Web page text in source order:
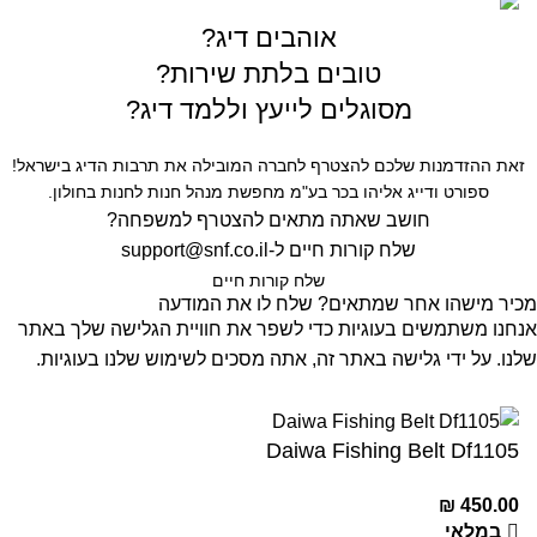
אוהבים דיג?
טובים בלתת שירות?
מסוגלים לייעץ וללמד דיג?
זאת ההזדמנות שלכם להצטרף לחברה המובילה את תרבות הדיג בישראל!
ספורט ודייג אליהו בכר בע"מ מחפשת מנהל חנות לחנות בחולון.
חושב שאתה מתאים להצטרף למשפחה?
שלח קורות חיים ל- support@snf.co.il
שלח קורות חיים​
מכיר מישהו אחר שמתאים? שלח לו את המודעה
אנחנו משתמשים בעוגיות כדי לשפר את חוויית הגלישה שלך באתר
שלנו. על ידי גלישה באתר זה, אתה מסכים לשימוש שלנו בעוגיות.
Daiwa Fishing Belt Df1105
450.00
₪
במלאי